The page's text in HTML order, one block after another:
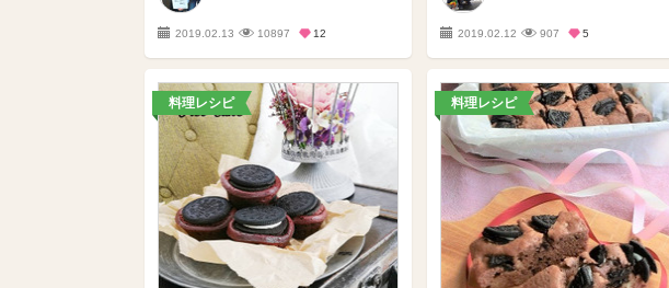
2019.02.13 10897 12 2019.02.12 907 5
料理レシピ 料理レシピ